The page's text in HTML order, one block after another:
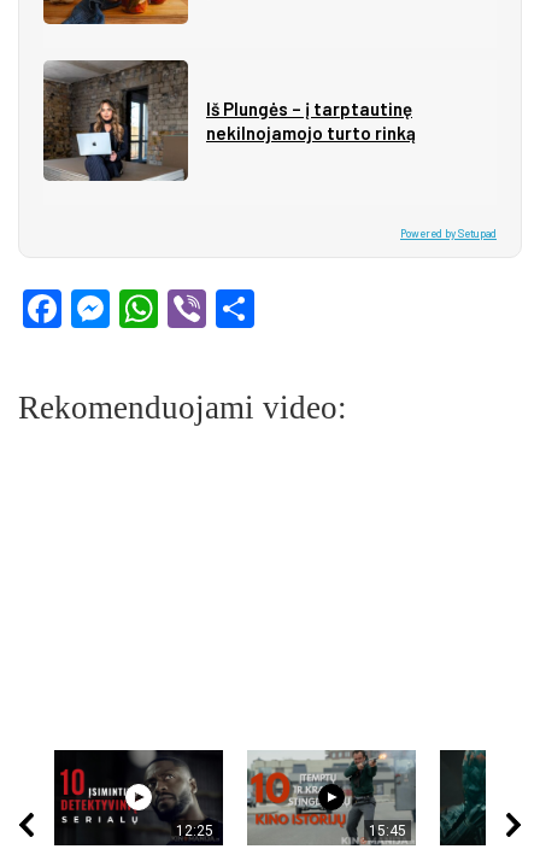
Iš Plungės – į tarptautinę
nekilnojamojo turto rinką
Powered by Setupad
Facebook
Messenger
WhatsApp
Viber
Rekomenduojami video:
12:25 15:45